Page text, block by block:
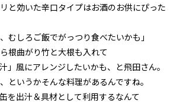
と効いた辛口タイプはお酒のお供にぴった
むしろご飯でがっつり食べたいかも」
根曲がり竹と大根も入れて
」風にアレンジしたいかも、と飛田さん。
というかそんな料理があるんですね。
を出汁＆具材として利用するなんて